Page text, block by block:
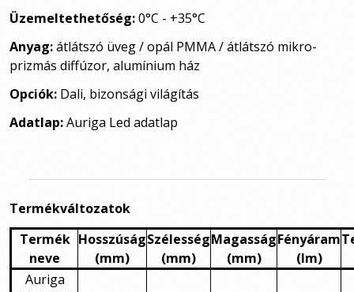
Üzemeltethetőség:0°C - +35°C
Anyag:átlátszó üveg / opál PMMA / átlátszó mikro-
prizmás diffúzor, alumínium ház
Opciók: Dali, bizonsági világítás
Adatlap:Auriga Led adatlap
Termékváltozatok
Termék
neve
Hosszúság
(mm)
Szélesség
(mm)
Magasság
(mm)
Fényáram
(lm)
Auriga